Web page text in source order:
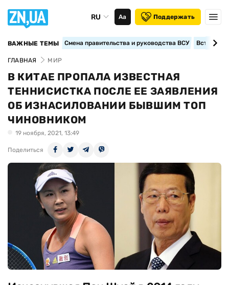
RU Аа Поддержать
ВАЖНЫЕ ТЕМЫ Смена правительства и руководства ВСУ
ГЛАВНАЯ МИР
В КИТАЕ ПРОПАЛА ИЗВЕСТНАЯ
ТЕННИСИСТКА ПОСЛЕ ЕЕ ЗАЯВЛЕНИЯ
ОБ ИЗНАСИЛОВАНИИ БЫВШИМ ТОП
ЧИНОВНИКОМ
19 ноября, 2021, 13:49
Поделиться